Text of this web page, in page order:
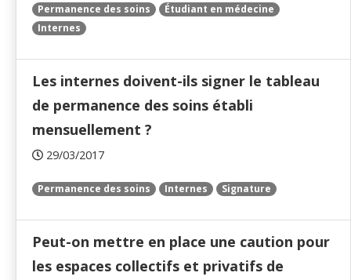
Permanence des soins
Étudiant en médecine
Internes
Les internes doivent-ils signer le tableau
de permanence des soins établi
mensuellement ?
29/03/2017
Permanence des soins Internes Signature
Peut-on mettre en place une caution pour
les espaces collectifs et privatifs de